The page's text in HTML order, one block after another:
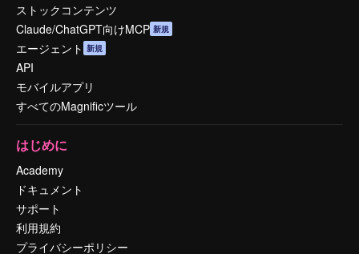
ストックコンテンツ
Claude/ChatGPT向けMCP 新規
エージェント 新規
API
モバイルアプリ
すべてのMagnificツール
はじめに
Academy
ドキュメント
サポート
利用規約
プライバシーポリシー